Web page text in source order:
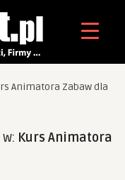
Animatora Zabaw dla
Kurs Animatora